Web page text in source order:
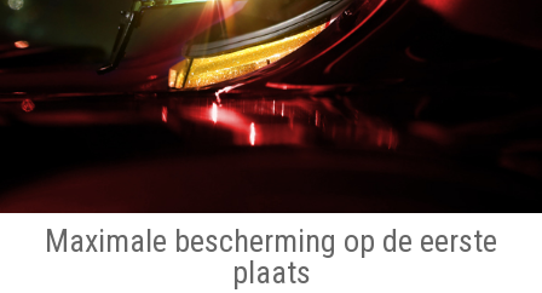
Maximale bescherming op de eerste
plaats